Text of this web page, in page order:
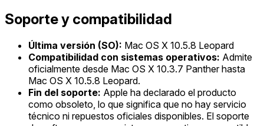
Soporte y compatibilidad
Última versión (SO): Mac OS X 10.5.8 Leopard
Compatibilidad con sistemas operativos: Admite
oficialmente desde Mac OS X 10.3.7 Panther hasta
Mac OS X 10.5.8 Leopard.
Fin del soporte: Apple ha declarado el producto
como obsoleto, lo que significa que no hay servicio
técnico ni repuestos oficiales disponibles. El soporte